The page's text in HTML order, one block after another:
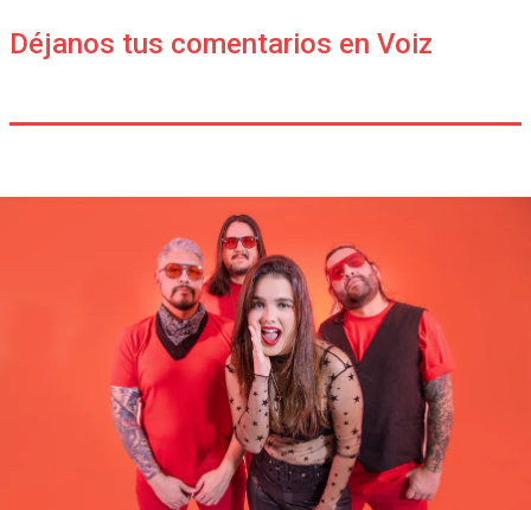
Déjanos tus comentarios en Voiz